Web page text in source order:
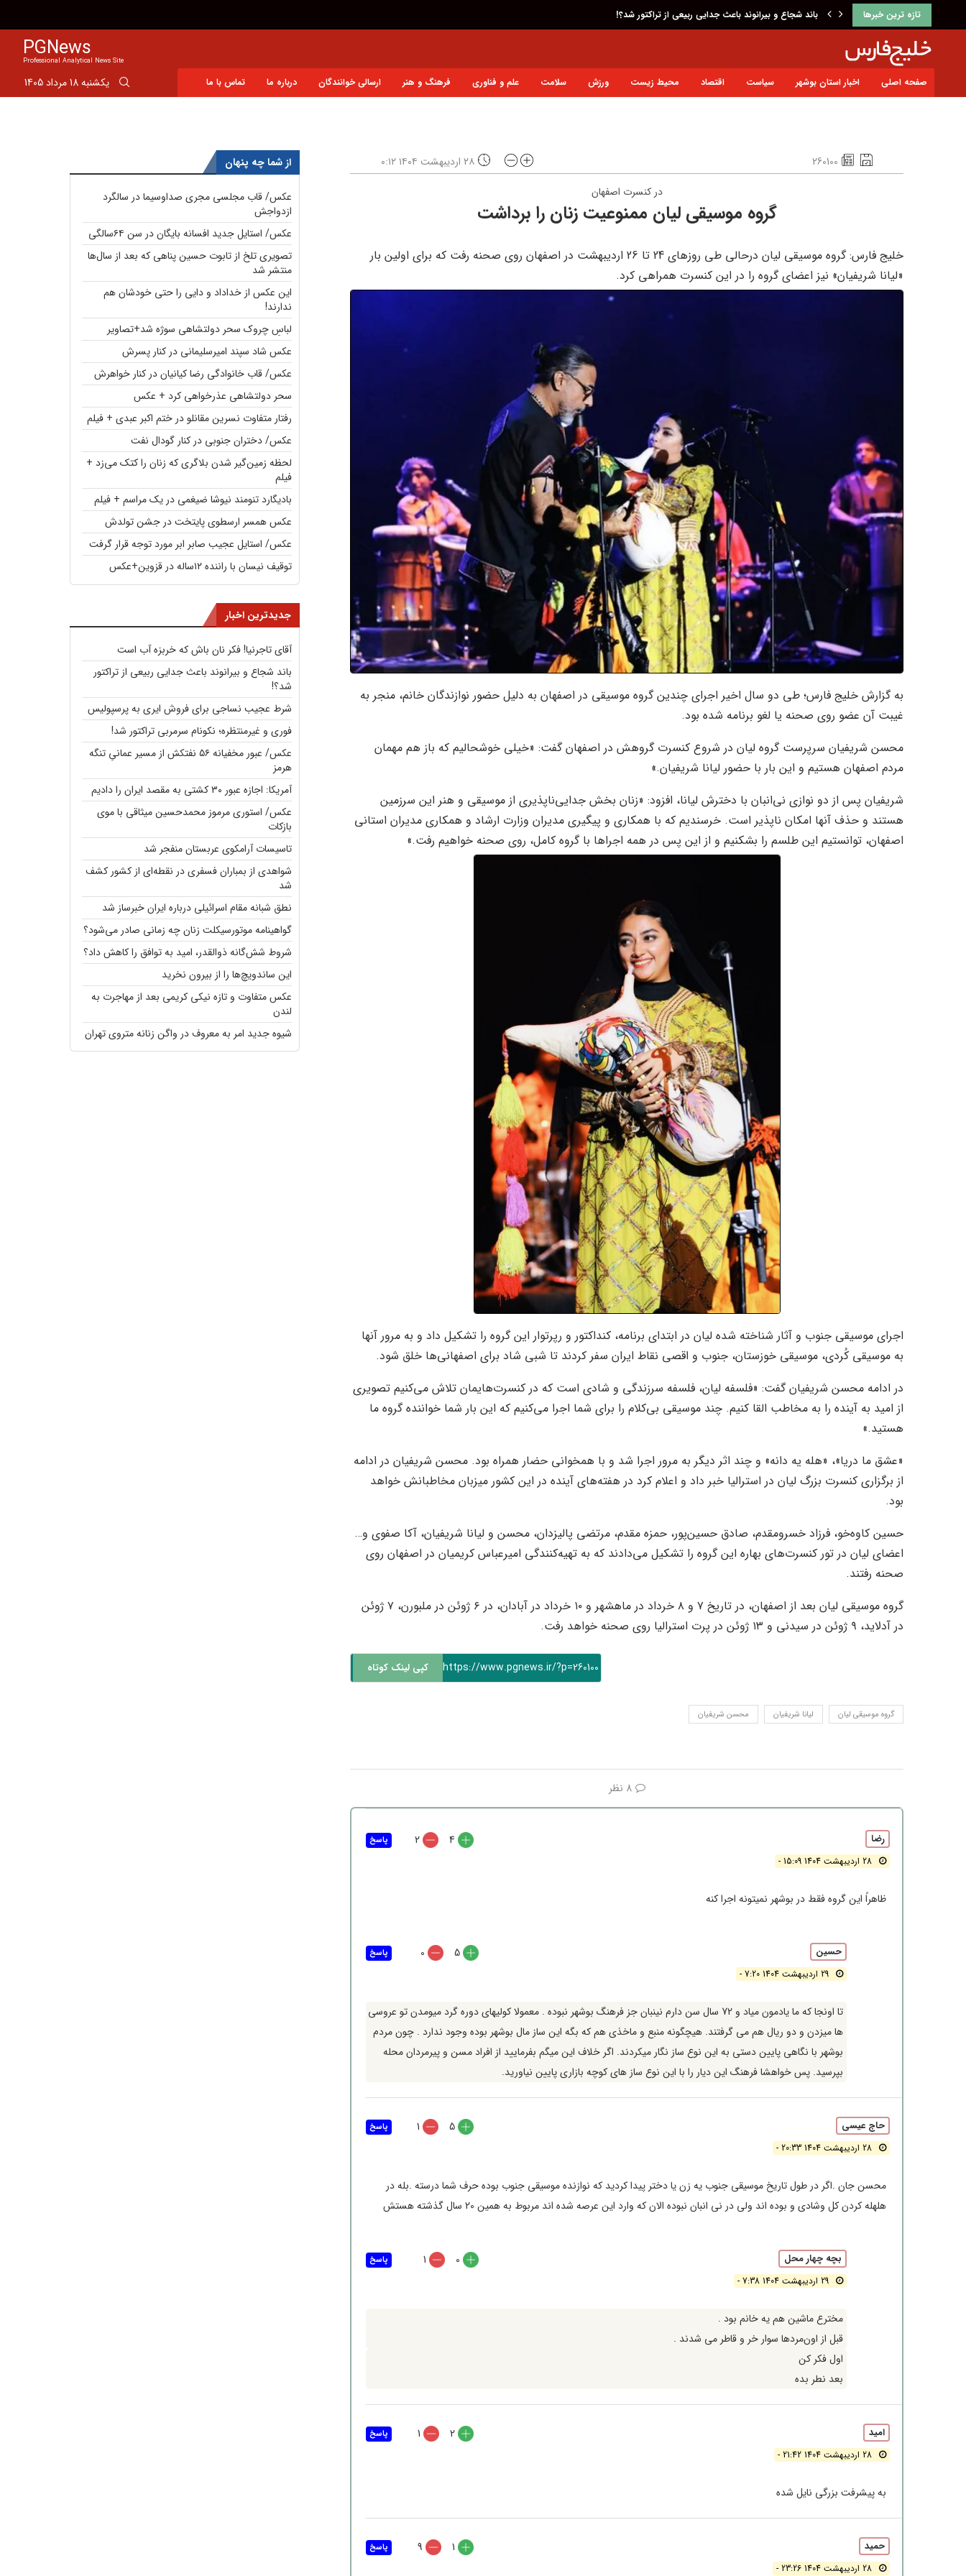
تازه ترین خبرها باند شجاع و بیرانوند باعث جدایی ربیعی از تراکتور شد؟!
PGNews
Professional Analytical News Site
صفحه اصلی اخبار استان بوشهر سیاست اقتصاد محیط زیست ورزش سلامت علم و فناوری فرهنگ و هنر ارسالی خوانندگان درباره ما تماس با ما یکشنبه 18 مرداد 1405
260100
۲۸ اردیبهشت ۱۴۰۴ ۰:۱۲
در کنسرت اصفهان
گروه موسیقی لیان ممنوعیت زنان را برداشت
خلیج فارس: گروه موسیقی لیان درحالی طی روزهای 24 تا 26 اردیبهشت در اصفهان روی صحنه رفت که برای اولین بار
«لیانا شریفیان» نیز اعضای گروه را در این کنسرت همراهی کرد.
به گزارش خلیج فارس؛ طی دو سال اخیر اجرای چندین گروه موسیقی در اصفهان به دلیل حضور نوازندگان خانم، منجر به
غیبت آن عضو روی صحنه یا لغو برنامه شده بود.
محسن شریفیان سرپرست گروه لیان در شروع کنسرت گروهش در اصفهان گفت: «خیلی خوشحالیم که باز هم مهمان
مردم اصفهان هستیم و این بار با حضور لیانا شریفیان.»
شریفیان پس از دو نوازی نی‌انبان با دخترش لیانا، افزود: «زنان بخش جدایی‌ناپذیری از موسیقی و هنر این سرزمین
هستند و حذف آنها امکان ناپذیر است. خرسندیم که با همکاری و پیگیری مدیران وزارت ارشاد و همکاری مدیران استانی
اصفهان، توانستیم این طلسم را بشکنیم و از این پس در همه اجراها با گروه کامل، روی صحنه خواهیم رفت.»
اجرای موسیقی جنوب و آثار شناخته شده لیان در ابتدای برنامه، کنداکتور و رپرتوار این گروه را تشکیل داد و به مرور آنها
به موسیقی کُردی، موسیقی خوزستان، جنوب و اقصی نقاط ایران سفر کردند تا شبی شاد برای اصفهانی‌ها خلق شود.
در ادامه محسن شریفیان گفت: «فلسفه لیان، فلسفه سرزندگی و شادی است که در کنسرت‌هایمان تلاش می‌کنیم تصویری
از امید به آینده را به مخاطب القا کنیم. چند موسیقی بی‌کلام را برای شما اجرا می‌کنیم که این بار شما خواننده گروه ما
هستید.»
«عشق ما دریا»، «هله یه دانه» و چند اثر دیگر به مرور اجرا شد و با همخوانی حضار همراه بود. محسن شریفیان در ادامه
از برگزاری کنسرت بزرگ لیان در استرالیا خبر داد و اعلام کرد در هفته‌های آینده در این کشور میزبان مخاطبانش خواهد
بود.
حسین کاوه‌خو، فرزاد خسرومقدم، صادق حسین‌پور، حمزه مقدم، مرتضی پالیزدان، محسن و لیانا شریفیان، آکا صفوی و…
اعضای لیان در تور کنسرت‌های بهاره این گروه را تشکیل می‌دادند که به تهیه‌کنندگی امیرعباس کریمیان در اصفهان روی
صحنه رفتند.
گروه موسیقی لیان بعد از اصفهان، در تاریخ ۷ و ۸ خرداد در ماهشهر و ۱۰ خرداد در آبادان، در ۶ ژوئن در ملبورن، ۷ ژوئن
در آدلاید، ۹ ژوئن در سیدنی و ۱۳ ژوئن در پرت استرالیا روی صحنه خواهد رفت.
https://www.pgnews.ir/?p=260100 کپی لینک کوتاه
گروه موسیقی لیان لیانا شریفیان محسن شریفیان
8 نظر
رضا
28 اردیبهشت 1404 15:09 -
4
2
ظاهراً این گروه فقط در بوشهر نمیتونه اجرا کنه
پاسخ
حسین
29 اردیبهشت 1404 7:20 -
5
0
تا اونجا که ما یادمون میاد و 72 سال سن دارم نینبان جز فرهنگ بوشهر نبوده . معمولا کولیهای دوره گرد میومدن تو عروسی
ها میزدن و دو ریال هم می گرفتند. هیچگونه منبع و ماخذی هم که بگه این ساز مال بوشهر بوده وجود ندارد . چون مردم
بوشهر با نگاهی پایین دستی به این نوع ساز نگار میکردند. اگر خلاف این میگم بفرمایید از افراد مسن و پیرمردان محله
بپرسید. پس خواهشا فرهنگ این دیار را با این نوع ساز های کوچه بازاری پایین نیاورید.
پاسخ
حاج عیسی
28 اردیبهشت 1404 20:33 -
5
1
محسن جان .اگر در طول تاریخ موسیقی جنوب یه زن یا دختر پیدا کردید که نوازنده موسیقی جنوب بوده حرف شما درسته .بله در
هلهله کردن کل وشادی و بوده اند ولی در نی انبان نبوده الان که وارد این عرصه شده اند مربوط به همین 20 سال گذشته هستش
پاسخ
بچه چهار محل
29 اردیبهشت 1404 7:38 -
0
1
مخترع ماشین هم یه خانم بود .
قبل از اون‌مردها سوار خر و قاطر می شدند .
اول فکر کن‌
بعد نطر بده
پاسخ
امید
28 اردیبهشت 1404 21:42 -
2
1
به پیشرفت بزرگی نایل شده
پاسخ
حمید
28 اردیبهشت 1404 23:26 -
1
9 پاسخ
از شما چه پنهان
عکس/ قاب مجلسی مجری صداوسیما در سالگرد
ازدواجش
عکس/ استایل جدید افسانه بایگان در سن ۶۴سالگی
تصویری تلخ از تابوت حسین پناهی که بعد از سال‌ها
منتشر شد
این عکس از خداداد و دایی را حتی خودشان هم
ندارند!
لباسِ چروک سحر دولتشاهی سوژه شد+تصاویر
عکس شاد سپند امیرسلیمانی در کنار پسرش
عکس/ قاب خانوادگی رضا کیانیان در کنار خواهرش
سحر دولتشاهی عذرخواهی کرد + عکس
رفتار متفاوت نسرین مقانلو در ختم اکبر عبدی + فیلم
عکس/ دختران جنوبی در کنار گودال نفت
لحظه زمین‌گیر شدن بلاگری که زنان را کتک می‌زد +
فیلم
بادیگارد تنومند نیوشا ضیغمی در یک مراسم + فیلم
عکس همسر ارسطوی پایتخت در جشن تولدش
عکس/ استایل عجیب صابر ابر مورد توجه قرار گرفت
توقیف نیسان با راننده ۱۲ساله در قزوین+عکس
جدیدترین اخبار
آقای تاجرنیا! فکر نان باش که خربزه آب است
باند شجاع و بیرانوند باعث جدایی ربیعی از تراکتور
شد؟!
شرط عجیب نساجی برای فروش ایری به پرسپولیس
فوری و غیرمنتظره؛‌ نکونام سرمربی تراکتور شد!
عکس/ عبور مخفیانه ۵۶ نفتکش از مسیر عمانیِ تنگه
هرمز
آمریکا: اجازه عبور ۳۰ کشتی به مقصد ایران را دادیم
عکس/ استوری مرموز محمدحسین میثاقی با موی
بازکات
تاسیسات آرامکوی عربستان منفجر شد
شواهدی از بمباران فسفری در نقطه‌ای از کشور کشف
شد
نطق شبانه مقام اسرائیلی درباره ایران خبرساز شد
گواهینامه موتورسیکلت زنان چه زمانی صادر می‌شود؟
شروط شش‌گانه ذوالقدر، امید به توافق را کاهش داد؟
این ساندویچ‌ها را از بیرون نخرید
عکس متفاوت و تازه نیکی کریمی بعد از مهاجرت به
لندن
شیوه جدید امر به معروف در واگن زنانه متروی تهران